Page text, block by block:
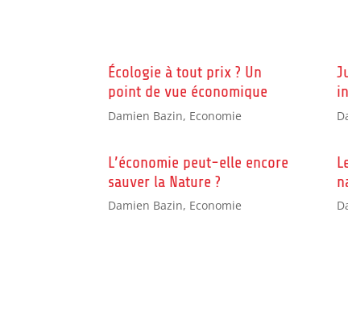
Écologie à tout prix ? Un
point de vue économique
Damien Bazin, Economie
L’économie peut-elle encore
sauver la Nature ?
Damien Bazin, Economie